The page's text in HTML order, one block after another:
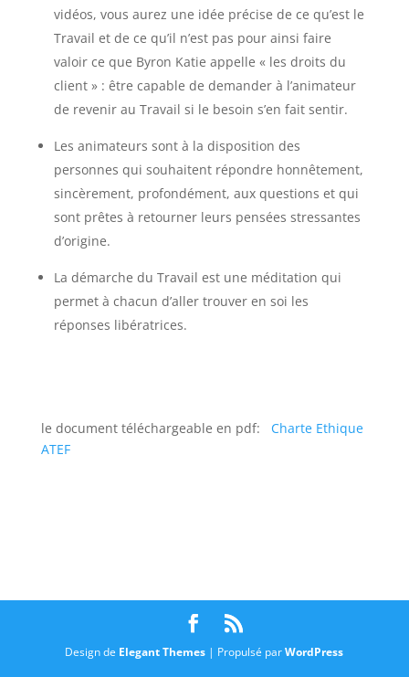
vidéos, vous aurez une idée précise de ce qu’est le
Travail et de ce qu’il n’est pas pour ainsi faire
valoir ce que Byron Katie appelle « les droits du
client » : être capable de demander à l’animateur
de revenir au Travail si le besoin s’en fait sentir.
Les animateurs sont à la disposition des
personnes qui souhaitent répondre honnêtement,
sincèrement, profondément, aux questions et qui
sont prêtes à retourner leurs pensées stressantes
d’origine.
La démarche du Travail est une méditation qui
permet à chacun d’aller trouver en soi les
réponses libératrices.
le document téléchargeable en pdf: Charte Ethique
ATEF
Design de Elegant Themes | Propulsé parWordPress